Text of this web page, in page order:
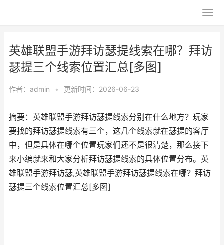
英雄联盟手游拜访瑟提线索在哪？拜访
瑟提三个线索位置汇总[多图]
作者： admin • 更新时间：2026-06-23
摘要：英雄联盟手游拜访瑟提线索分别在什么地方？玩家
要找的拜访瑟提线索有三个，这几个线索就在瑟提的客厅
中，但是具体在哪个位置玩家们还不是很清楚，那么接下
来小编就来和大家分析拜访瑟提线索的具体位置分布。英
雄联盟手游拜访瑟,英雄联盟手游拜访瑟提线索在哪？拜访
瑟提三个线索位置汇总[多图]